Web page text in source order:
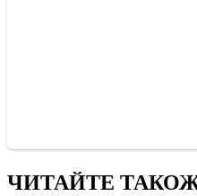
ЧИТАЙТЕ